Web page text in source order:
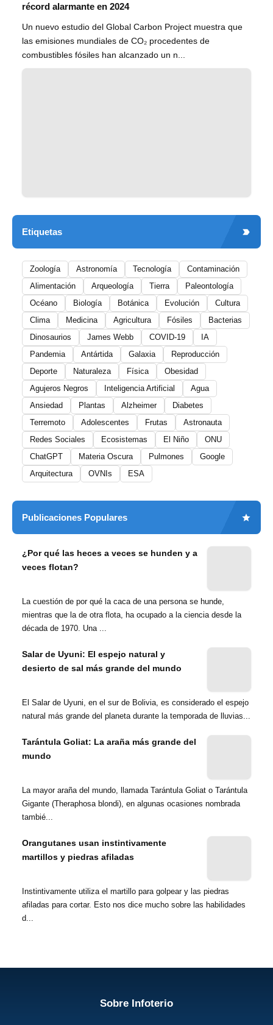
récord alarmante en 2024
Un nuevo estudio del Global Carbon Project muestra que
las emisiones mundiales de CO₂ procedentes de
combustibles fósiles han alcanzado un n...
Etiquetas
Zoología Astronomía Tecnología
Contaminación
Alimentación
Arqueología Tierra
Paleontología
Océano
Biología Botánica Evolución
Cultura
Clima
Medicina Agricultura Fósiles
Bacterias
Dinosaurios
James Webb COVID-19
IA
Pandemia
Antártida Galaxia
Reproducción
Deporte
Naturaleza Física
Obesidad
Agujeros Negros
Inteligencia Artificial
Agua
Ansiedad
Plantas Alzheimer
Diabetes
Terremoto
Adolescentes Frutas
Astronauta
Redes Sociales
Ecosistemas El Niño
ONU
ChatGPT
Materia Oscura Pulmones
Google
Arquitectura
OVNIs ESA
Publicaciones Populares
¿Por qué las heces a veces se hunden y a
veces flotan?
La cuestión de por qué la caca de una persona se hunde,
mientras que la de otra flota, ha ocupado a la ciencia desde la
década de 1970. Una ...
Salar de Uyuni: El espejo natural y
desierto de sal más grande del mundo
El Salar de Uyuni, en el sur de Bolivia, es considerado el espejo
natural más grande del planeta durante la temporada de lluvias...
Tarántula Goliat: La araña más grande del
mundo
La mayor araña del mundo, llamada Tarántula Goliat o Tarántula
Gigante (Theraphosa blondi), en algunas ocasiones nombrada
tambié...
Orangutanes usan instintivamente
martillos y piedras afiladas
Instintivamente utiliza el martillo para golpear y las piedras
afiladas para cortar. Esto nos dice mucho sobre las habilidades
d...
Sobre Infoterio